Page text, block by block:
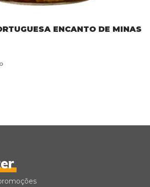
ENCANTO DE MINAS